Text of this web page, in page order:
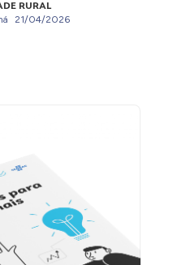
RURAL
21/04/2026